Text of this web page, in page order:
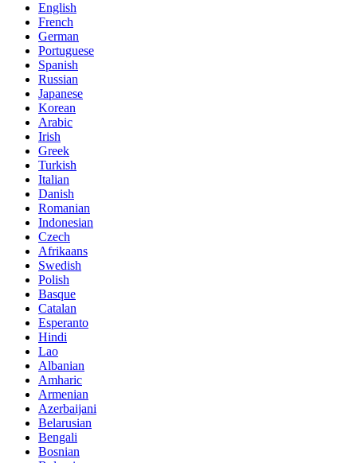
English
French
German
Portuguese
Spanish
Russian
Japanese
Korean
Arabic
Irish
Greek
Turkish
Italian
Danish
Romanian
Indonesian
Czech
Afrikaans
Swedish
Polish
Basque
Catalan
Esperanto
Hindi
Lao
Albanian
Amharic
Armenian
Azerbaijani
Belarusian
Bengali
Bosnian